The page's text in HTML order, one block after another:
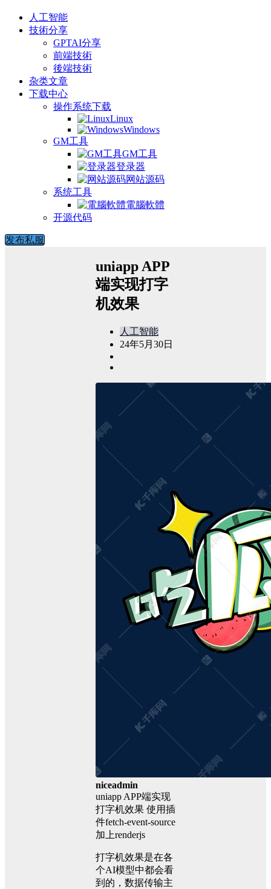
人工智能
技術分享
GPTAI分享
前端技術
後端技術
杂类文章
下载中心
操作系统下载
Linux
Windows
GM工具
GM工具
登录器
网站源码
系统工具
電腦軟體
开源代码
发布私服
uniapp APP
端实现打字
机效果
人工智能
24年5月30日
niceadmin
uniapp APP端实现
打字机效果 使用插
件fetch-event-source
加上renderjs
打字机效果是在各
个AI模型中都会看
到的，数据传输主